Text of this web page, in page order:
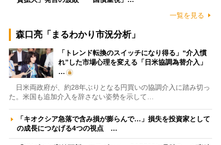
一覧を見る
森口亮「まるわかり市況分析」
「トレンド転換のスイッチになり得る」“介入慣
れ”した市場心理を変える「日米協調為替介入」
…
日米両政府が、約28年ぶりとなる円買いの協調介入に踏み切っ
た。米国も追加介入を辞さない姿勢を示して…
「キオクシア急落で含み損が膨らんで…」損失を投資家として
の成長につなげる4つの視点 …